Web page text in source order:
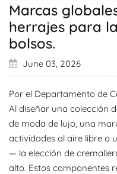
Marcas
herrajes para
bolsos.
June 03, 2026
Por el Departamento de
Al diseñar una colección
de moda de lujo, una
actividades al aire libre o
— la elección de
alto. Estos componentes